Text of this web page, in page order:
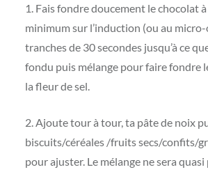
1. Fais fondre doucement le chocolat
minimum sur l’induction (ou au
tranches de 30 secondes jusqu’à ce
fondu puis mélange pour faire fondre
la fleur de sel.
2. Ajoute tour à tour, ta pâte de noix
biscuits/céréales /fruits secs/confits/
pour ajuster. Le mélange ne sera quasi